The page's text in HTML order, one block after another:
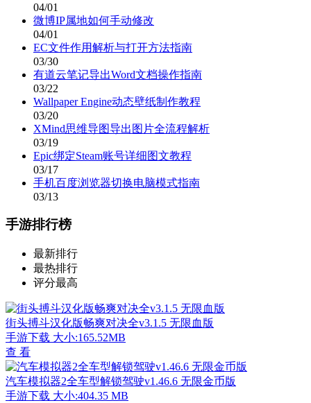
04/01
微博IP属地如何手动修改
04/01
EC文件作用解析与打开方法指南
03/30
有道云笔记导出Word文档操作指南
03/22
Wallpaper Engine动态壁纸制作教程
03/20
XMind思维导图导出图片全流程解析
03/19
Epic绑定Steam账号详细图文教程
03/17
手机百度浏览器切换电脑模式指南
03/13
手游排行榜
最新排行
最热排行
评分最高
街头搏斗汉化版畅爽对决全v3.1.5 无限血版
手游下载 大小:165.52MB
查 看
汽车模拟器2全车型解锁驾驶v1.46.6 无限金币版
手游下载 大小:404.35 MB